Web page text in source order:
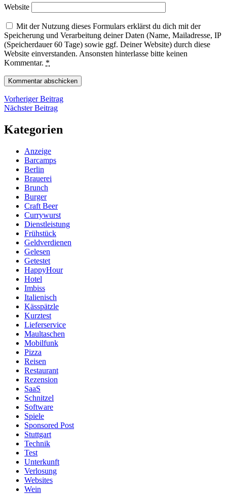
Website
Mit der Nutzung dieses Formulars erklärst du dich mit der
Speicherung und Verarbeitung deiner Daten (Name, Mailadresse, IP
(Speicherdauer 60 Tage) sowie ggf. Deiner Website) durch diese
Website einverstanden. Ansonsten hinterlasse bitte keinen
Kommentar. *
Beitragsnavigation
Vorheriger BeitragVorheriger
Nächster BeitragNächster
Kategorien
Anzeige
Barcamps
Berlin
Brauerei
Brunch
Burger
Craft Beer
Currywurst
Dienstleistung
Frühstück
Geldverdienen
Gelesen
Getestet
HappyHour
Hotel
Imbiss
Italienisch
Kässpätzle
Kurztest
Lieferservice
Maultaschen
Mobilfunk
Pizza
Reisen
Restaurant
Rezension
SaaS
Schnitzel
Software
Spiele
Sponsored Post
Stuttgart
Technik
Test
Unterkunft
Verlosung
Websites
Wein